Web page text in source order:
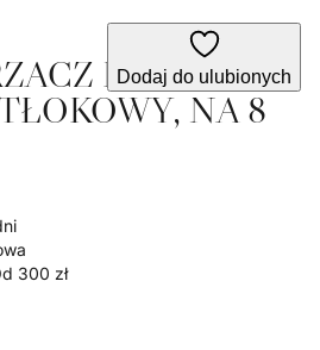
Dodaj do ulubionych
DO
NA 8
300 zł